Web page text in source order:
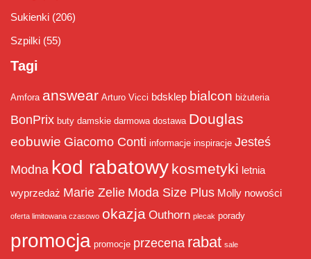
Sukienki (206)
Szpilki (55)
Tagi
Amfora answear Arturo Vicci bdsklep bialcon biżuteria
BonPrix buty damskie darmowa dostawa Douglas
eobuwie Giacomo Conti informacje inspiracje Jesteś
Modna kod rabatowy kosmetyki letnia
wyprzedaż Marie Zelie Moda Size Plus Molly nowości
oferta limitowana czasowo okazja Outhorn plecak porady
promocja promocje przecena rabat sale